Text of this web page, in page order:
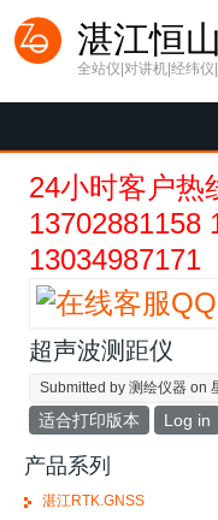
湛江恒
全站仪|对讲机|经纬
24小时客户热
13702881158
13034987171
超声波测距仪
Submitted by测绘仪器 on
适合打印版本 Log in
产品系列
湛江RTK.GNSS